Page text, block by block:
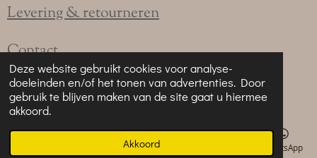
Deze website gebruikt cookies voor analyse-
doeleinden en/of het tonen van advertenties. Door
gebruik te blijven maken van de site gaat u hiermee
akkoord.
Akkoord
m
Levering & retourneren
Contact
Partners
Telefoonnummer WhatsApp